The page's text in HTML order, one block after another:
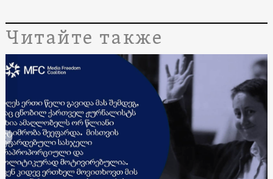
Читайте также